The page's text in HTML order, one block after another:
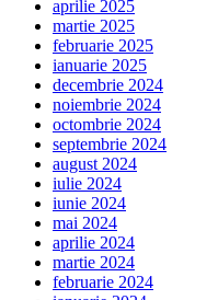
aprilie 2025
martie 2025
februarie 2025
ianuarie 2025
decembrie 2024
noiembrie 2024
octombrie 2024
septembrie 2024
august 2024
iulie 2024
iunie 2024
mai 2024
aprilie 2024
martie 2024
februarie 2024